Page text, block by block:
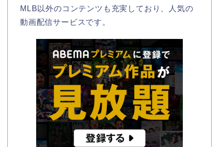
MLB以外のコンテンツも充実しており、人気の
動画配信サービスです。